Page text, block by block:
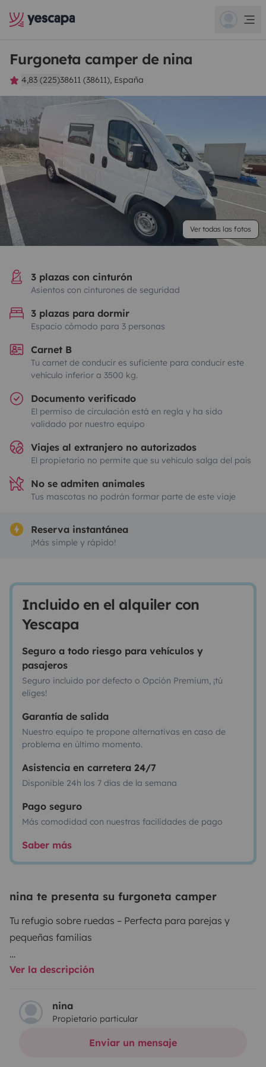
Furgoneta camper de nina
4,83 (225)38611 (38611), España
Ver todas las fotos
3 plazas con cinturón
Asientos con cinturones de seguridad
3 plazas para dormir
Espacio cómodo para 3 personas
Carnet B
Tu carnet de conducir es suficiente para conducir este
vehículo inferior a 3500 kg.
Documento verificado
El permiso de circulación está en regla y ha sido
validado por nuestro equipo
Viajes al extranjero no autorizados
El propietario no permite que su vehículo salga del país
No se admiten animales
Tus mascotas no podrán formar parte de este viaje
Reserva instantánea
¡Más simple y rápido!
Incluido en el alquiler con
Yescapa
Seguro a todo riesgo para vehículos y
pasajeros
Seguro incluido por defecto o Opción Premium, ¡tú
eliges!
Garantía de salida
Nuestro equipo te propone alternativas en caso de
problema en último momento.
Asistencia en carretera 24/7
Disponible 24h los 7 días de la semana
Pago seguro
Más comodidad con nuestras facilidades de pago
Saber más
nina te presenta su furgoneta camper
Tu refugio sobre ruedas – Perfecta para parejas y
pequeñas familias
Imagina despertar cada día con un paisaje diferente,
nuestra camper acogedora y hecha a mano con mucho
mimo, puedes vivir la isla de Tenerife a tu ritmo, con
libertad, comodidad y todo lo que necesitas para una
Ver la descripción
nina
Propietario particular
Enviar un mensaje